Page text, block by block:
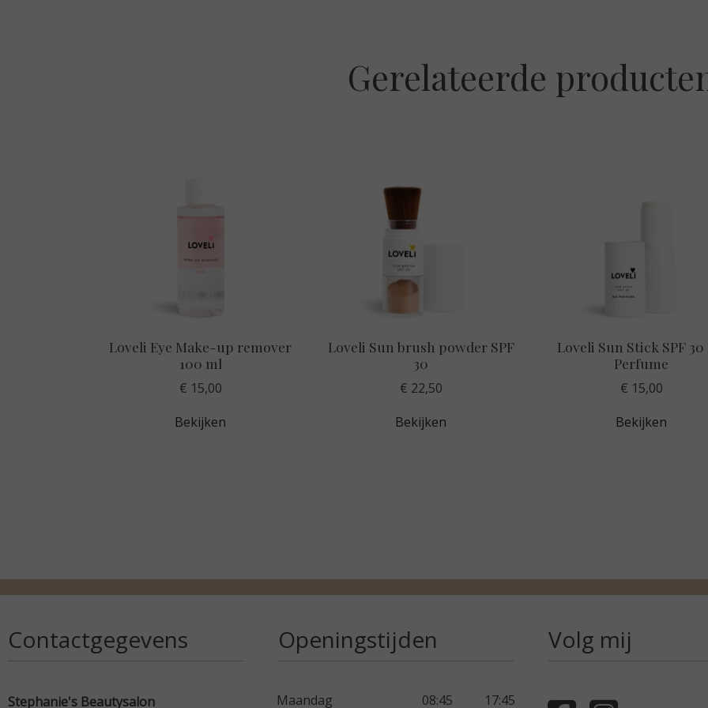
Gerelateerde
Loveli Eye Make-up remover
100 ml
€ 15,00
Bekijken
Loveli Sun brush powder SPF
30
€ 22,50
Bekijken
Loveli Sun Stick SPF 30
Perfume
€ 15,00
Bekijken
Contactgegevens
Stephanie's Beautysalon
Openingstijden
Maandag 08:45 17:45
Volg mij